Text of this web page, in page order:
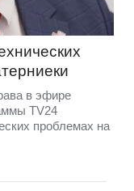
в эфире
TV24
проблемах на